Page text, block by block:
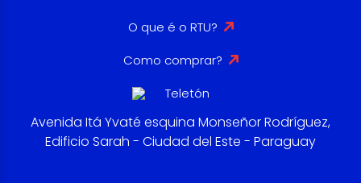
O que é o RTU?
Como comprar?
Avenida Itá Yvaté esquina Monseñor Rodríguez,
Edificio Sarah - Ciudad del Este - Paraguay